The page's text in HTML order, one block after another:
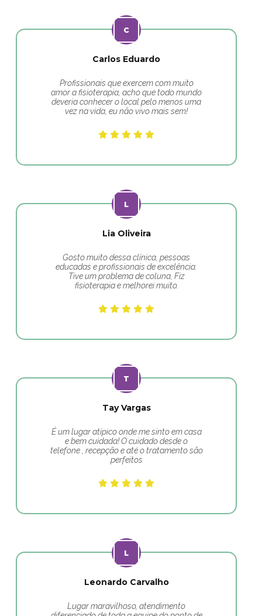
Carlos Eduardo
Profissionais que exercem com muito
amor a fisioterapia, acho que todo mundo
deveria conhecer o local pelo menos uma
vez na vida, eu não vivo mais sem!
Lia Oliveira
Gosto muito dessa clínica, pessoas
educadas e profissionais de excelência.
Tive um problema de coluna, Fiz
fisioterapia e melhorei muito.
Tay Vargas
É um lugar atípico onde me sinto em casa
e bem cuidada! O cuidado desde o
telefone , recepção e até o tratamento são
perfeitos
Leonardo Carvalho
Lugar maravilhoso, atendimento